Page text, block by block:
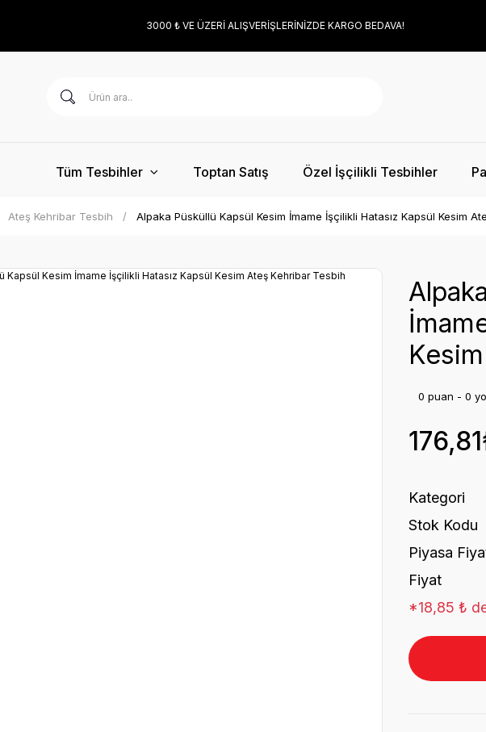
3000 ₺ VE ÜZERİ ALIŞVERİŞLERİNİZDE KARGO BEDAVA!
Tüm Tesbihler Toptan Satış Özel İşçilikli Tesbihler
Ateş Kehribar Tesbih Alpaka Püsküllü Kapsül Kesim İmame İşçilikli Hatasız Kapsül Kesim
0 puan - 0
Kategori
Stok Kodu
Piyasa
Fiyat
*18,85 ₺